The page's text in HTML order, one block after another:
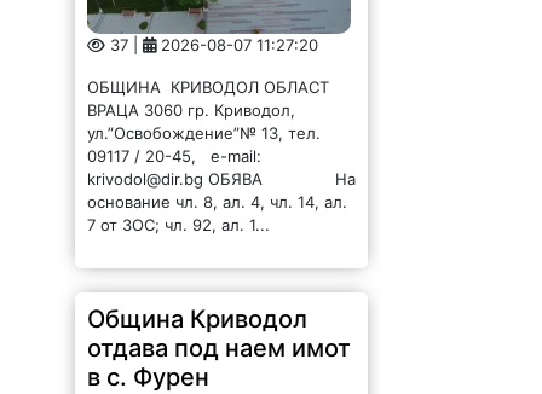
37 | 2026-08-07 11:27:20
ОБЩИНА КРИВОДОЛ ОБЛАСТ
ВРАЦА 3060 гр. Криводол,
ул.”Освобождение”№ 13, тел.
09117 / 20-45, e-mail:
krivodol@dir.bg ОБЯВА На
основание чл. 8, ал. 4, чл. 14, ал.
7 от ЗОС; чл. 92, ал. 1...
Община Криводол
отдава под наем имот
в с. Фурен